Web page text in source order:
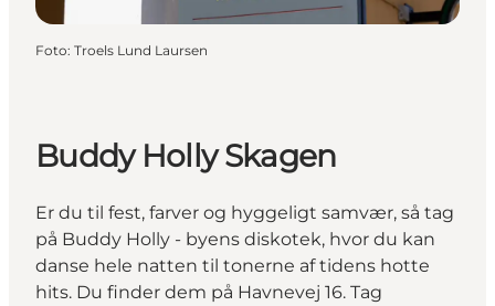
Foto: Troels Lund Laursen
Buddy Holly Skagen
Er du til fest, farver og hyggeligt samvær, så tag
på Buddy Holly - byens diskotek, hvor du kan
danse hele natten til tonerne af tidens hotte
hits. Du finder dem på Havnevej 16. Tag